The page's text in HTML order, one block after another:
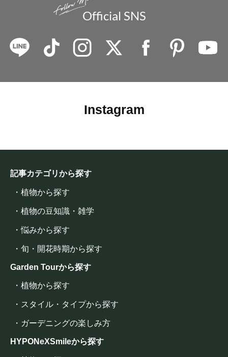
Official SNS
Instagram
記事カテゴリから探す
・植物から探す
・植物の豆知識・雑学
・悩みから探す
・旬・開花時期から探す
Garden Tourから探す
・植物から探す
・スタイル・タイプから探す
・ガーデニングの楽しみ方
HYPONeXSmileから探す